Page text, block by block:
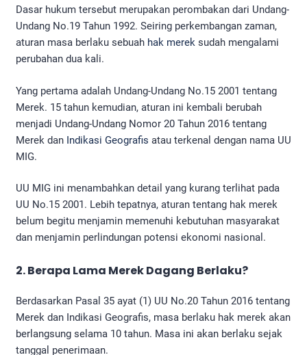
Dasar hukum tersebut merupakan perombakan dari Undang-
Undang No.19 Tahun 1992. Seiring perkembangan zaman,
aturan masa berlaku sebuah hak merek sudah mengalami
perubahan dua kali.
Yang pertama adalah Undang-Undang No.15 2001 tentang
Merek. 15 tahun kemudian, aturan ini kembali berubah
menjadi Undang-Undang Nomor 20 Tahun 2016 tentang
Merek dan Indikasi Geografis atau terkenal dengan nama UU
MIG.
UU MIG ini menambahkan detail yang kurang terlihat pada
UU No.15 2001. Lebih tepatnya, aturan tentang hak merek
belum begitu menjamin memenuhi kebutuhan masyarakat
dan menjamin perlindungan potensi ekonomi nasional.
2.Berapa Lama Merek Dagang Berlaku?
Berdasarkan Pasal 35 ayat (1) UU No.20 Tahun 2016 tentang
Merek dan Indikasi Geografis, masa berlaku hak merek akan
berlangsung selama 10 tahun. Masa ini akan berlaku sejak
tanggal penerimaan.